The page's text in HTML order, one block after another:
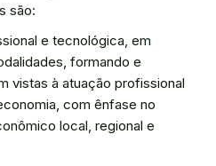
são:
e tecnológica, em
formando e
vistas à atuação profissional
com ênfase no
local, regional e